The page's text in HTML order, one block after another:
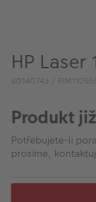
Akce a slevy
HP Laser
80140743 /
Produkt
Potřebujete-li
prosíme,